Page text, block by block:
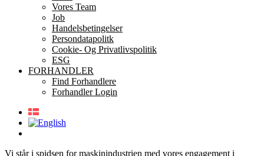
Vores Team
Job
Handelsbetingelser
Persondatapolitk
Cookie- Og Privatlivspolitik
ESG
FORHANDLER
Find Forhandlere
Forhandler Login
Vi står i spidsen for maskinindustrien med vores engagement i